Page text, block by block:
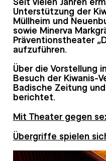
Unterstützung der
Müllheim und
sowie Minerva
Präventionstheater
aufzuführen.
Über die Vorstellung
Besuch der Kiwanis-
Badische Zeitung
berichtet.
Mit Theater gegen
Übergriffe spielen